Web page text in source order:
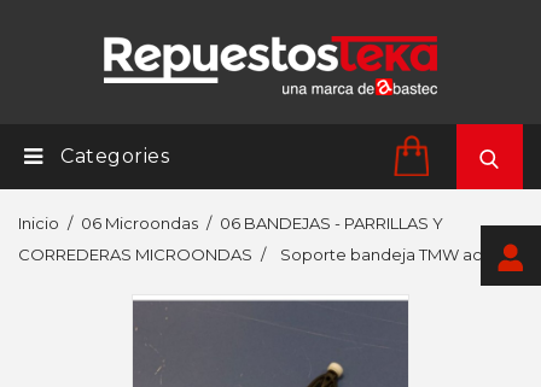
Categories
Inicio 06 Microondas
06 BANDEJAS - PARRILLAS Y
CORREDERAS MICROONDAS
Soporte bandeja TMW actual